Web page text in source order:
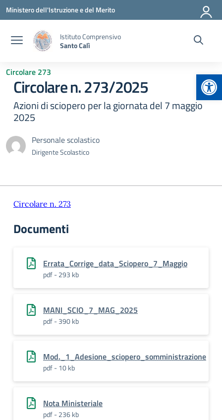
Vai ai contenuti
Vai al menu di navigazione
Vai al footer
Ministero dell'Istruzione e del Merito
Istituto Comprensivo
Santo Calì
Circolare 273
Circolare n. 273/2025
Azioni di sciopero per la giornata del 7 maggio
2025
Personale scolastico
Dirigente Scolastico
Circolare n. 273
Documenti
Errata_Corrige_data_Sciopero_7_Maggio
pdf - 293 kb
MANI_SCIO_7_MAG_2025
pdf - 390 kb
Mod._1_Adesione_sciopero_somministrazione
pdf - 10 kb
Nota Ministeriale
pdf - 236 kb